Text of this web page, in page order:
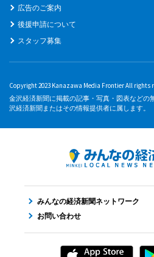
広告のご案内
後援申請について
スタッフ募集
Copyright 2023 Kanazawa Media Frontier All rights
金沢経済新聞に掲載の記事・写真・図表などの
沢経済新聞またはその情報提供者に属します。
みんなの経済新聞ネットワーク
お問い合わせ